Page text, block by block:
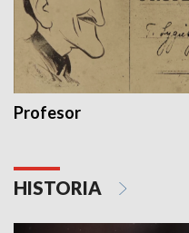
Profesor
HISTORIA